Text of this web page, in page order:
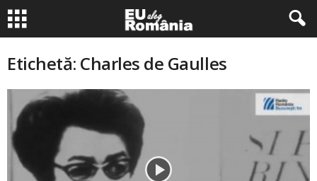
Etichetă: Charles de Gaulles